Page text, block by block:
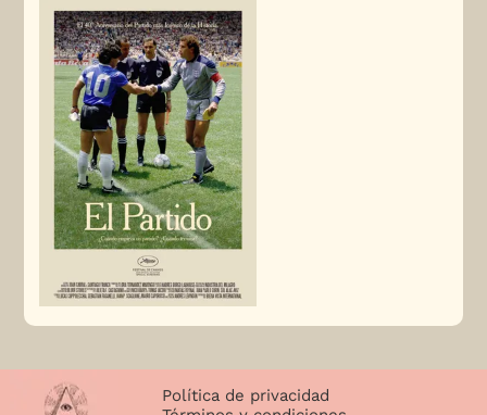
Política de privacidad